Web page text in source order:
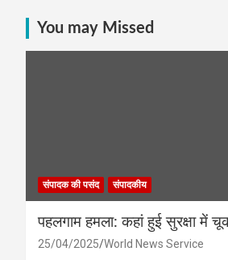
You may Missed
संपादक की पसंद संपादकीय
पहलगाम हमला: कहां हुई सुरक्षा में
25/04/2025 World News Service